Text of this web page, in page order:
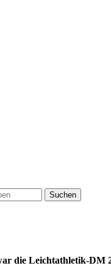
Suchen
die Leichtathletik-DM